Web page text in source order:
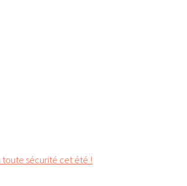
toute sécurité cet été !